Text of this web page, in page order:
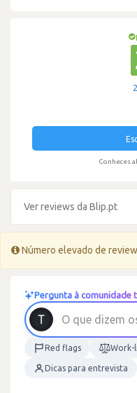
Conheces
Ver reviews da Blip.pt
Número elevado de
Pergunta à comunidade
O que d izem o
Red flags Work-
Dicas para entrevista